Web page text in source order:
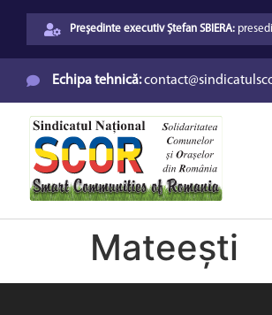
Președinte executiv Ștefan SBIERA:
Echipa tehnică:
Mateești